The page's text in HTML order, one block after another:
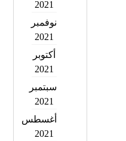
2021
نوفمبر
2021
أكتوبر
2021
سبتمبر
2021
أغسطس
2021